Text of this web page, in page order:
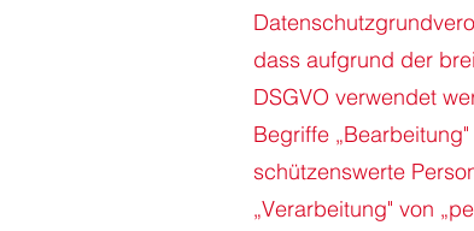
dass aufgrund der
DSGVO verwendet
Begriffe
schützenswerte
„Verarbeitung" von